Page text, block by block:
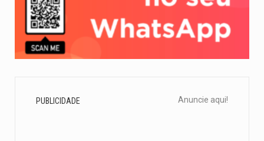
PUBLICIDADE Anuncie aqui!